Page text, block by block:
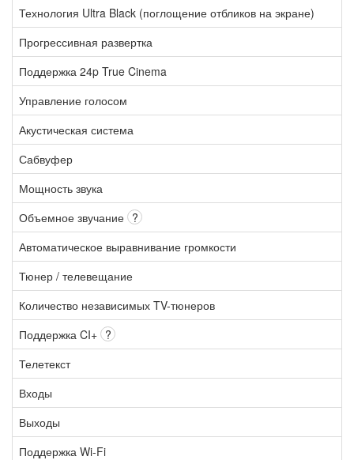
Технология Ultra Black (поглощение отбликов на экране)
Прогрессивная развертка
Поддержка 24p True Cinema
Управление голосом
Акустическая система
Сабвуфер
Мощность звука
Объемное звучание ?
Автоматическое выравнивание громкости
Тюнер / телевещание
Количество независимых TV-тюнеров
Поддержка CI+ ?
Телетекст
Входы
Выходы
Поддержка Wi-Fi